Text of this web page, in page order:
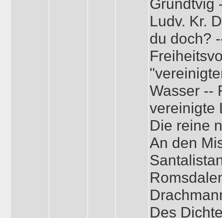
Grundtvig
Ludv. Kr.
du doch?
Wasser --
vereinigte
Die reine
An den
Des